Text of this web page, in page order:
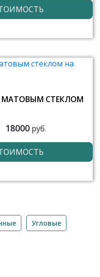
МАТОВЫМ СТЕКЛОМ
18000руб.
Угловые